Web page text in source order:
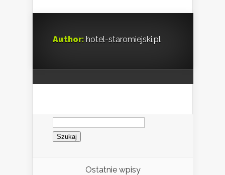
Author: hotel-staromiejski.pl
Szukaj:
Ostatnie wpisy